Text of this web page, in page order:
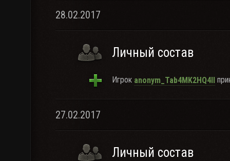
28.02.2017
Личный состав
Игрок anonym_Tab4MK2HQ4ll
27.02.2017
Личный состав